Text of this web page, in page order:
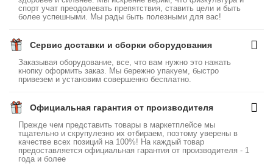
спорт учат преодолевать препятствия, ставить цели и быть
более успешными. Мы рады быть полезными для вас!
Сервис доставки и сборки оборудования
Заказывая оборудование, все, что вам нужно это нажать
кнопку оформить заказ. Мы бережно упакуем, быстро
привезем и установим совершенно бесплатно.
Официальная гарантия от производителя
Прежде чем представить товары в маркетплейсе мы
тщательно и скрупулезно их отбираем, поэтому уверены в
качестве всех позиций на 100%! На каждый товар
предоставляется официальная гарантия от производителя - 1
года и более